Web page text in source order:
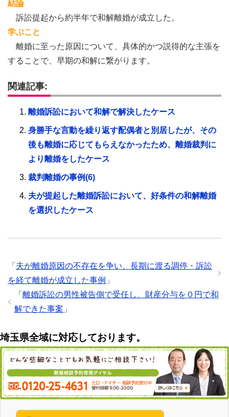
結論
訴訟提起から約半年で和解離婚が成立した。
学ぶこと
離婚に至った原因について、具体的かつ説得的な主張を
することで、早期の和解に繋がります。
関連記事:
離婚訴訟において和解で解決したケース
身勝手な言動を繰り返す配偶者と別居したが、その
後も離婚に応じてもらえなかったため、離婚裁判に
より離婚をしたケース
裁判離婚の事例(6)
夫が提起した離婚訴訟において、好条件の和解離婚
を選択したケース
「 夫が離婚原因の不存在を争い、長期に渡る調停・訴訟
を経て離婚が成立した事例 」
「 離婚訴訟の男性被告側で受任し、財産分与を０円で和
解できた事案 」
埼玉県全域に対応しております。